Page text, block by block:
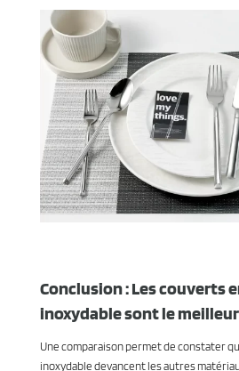
Conclusion : Les couverts
inoxydable sont le
Une comparaison permet de constater
inoxydable devancent les autres